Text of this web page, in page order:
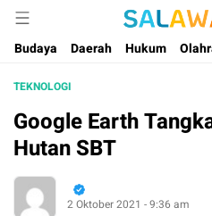
Salawaku
Salam dan Warta
Budaya
Daerah Hukum
TEKNOLOGI
Google Earth
Hutan SBT
2 Oktober 2021 - 9:36 am